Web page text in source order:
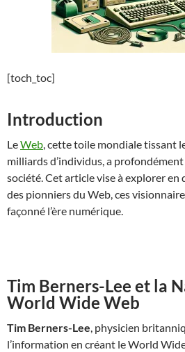
[toch_toc]
Introduction
LeWeb, cette toile mondiale tissant
milliards d’individus, a
société. Cet article vise à explorer
des pionniers du Web, ces
façonné l’ère numérique.
Tim Berners-Lee et la
World Wide Web
Tim Berners-Lee, physicien
l’information en créant le World